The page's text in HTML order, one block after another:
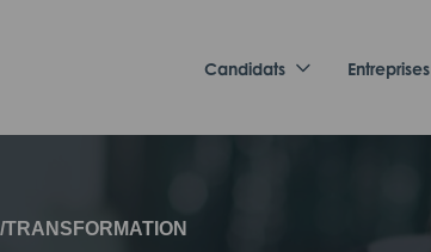
Candidats Entreprises
TRANSFORMATION